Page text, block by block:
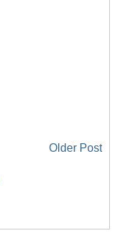
Older Post